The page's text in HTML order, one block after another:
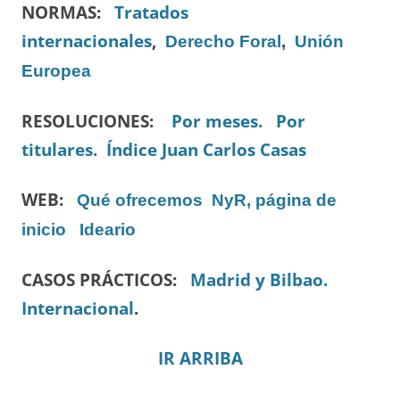
NORMAS: Tratados
internacionales, Derecho Foral , Unión
Europea
RESOLUCIONES: Por meses.
Por
titulares. Índice Juan Carlos Casas
WEB: Qué ofrecemos NyR, página de
inicio
Ideario
CASOS PRÁCTICOS: Madrid y Bilbao.
Internacional.
IR ARRIBA